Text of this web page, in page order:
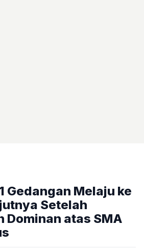
Gedangan Melaju ke
Setelah
Dominan atas SMA